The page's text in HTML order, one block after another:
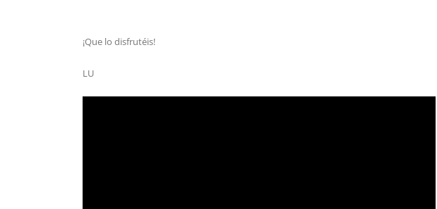
¡Que lo disfrutéis!
LU